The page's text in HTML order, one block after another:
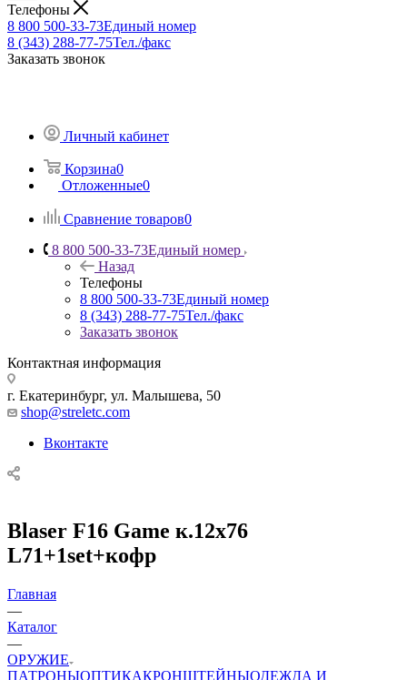
Телефоны
8 800 500-33-73Единый номер
8 (343) 288-77-75Тел./факс
Заказать звонок
Личный кабинет
Корзина0
Отложенные0
Сравнение товаров0
8 800 500-33-73Единый номер
Назад
Телефоны
8 800 500-33-73Единый номер
8 (343) 288-77-75Тел./факс
Заказать звонок
Контактная информация
г. Екатеринбург, ул. Малышева, 50
shop@streletc.com
Вконтакте
Blaser F16 Game к.12х76
L71+1set+кофр
Главная
—
Каталог
—
ОРУЖИЕ
ПАТРОНЫОПТИКАКРОНШТЕЙНЫОДЕЖДА И